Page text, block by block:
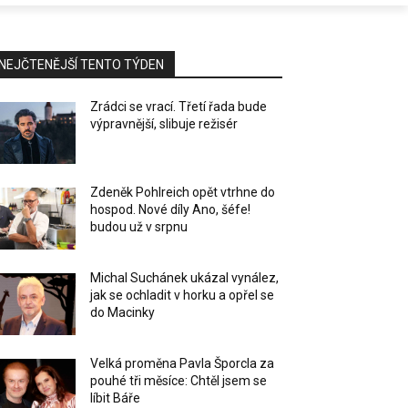
TENTO TÝDEN
Zrádci se vrací. Třetí řada bude
výpravnější, slibuje režisér
Zdeněk Pohlreich opět vtrhne do
hospod. Nové díly Ano, šéfe!
budou už v srpnu
Michal Suchánek ukázal vynález,
jak se ochladit v horku a opřel se
do Macinky
Velká proměna Pavla Šporcla za
pouhé tři měsíce: Chtěl jsem se
líbit Báře